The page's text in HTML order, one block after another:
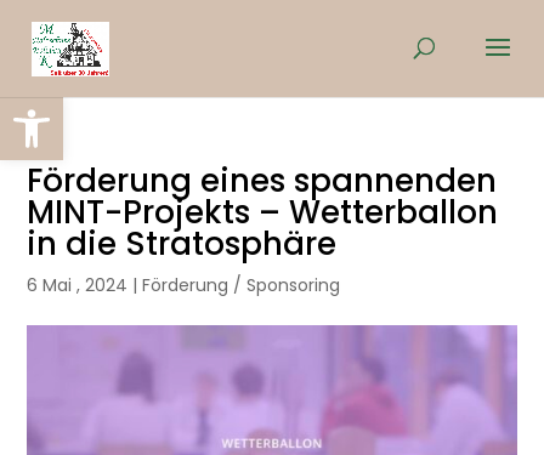
Werkzeugleiste öffnen
Förderung eines spannenden
MINT-Projekts – Wetterballon
in die Stratosphäre
6 Mai , 2024 |Förderung / Sponsoring